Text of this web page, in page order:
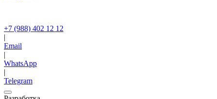
+7 (988) 402 12 12
|
Email
|
WhatsApp
|
Telegram